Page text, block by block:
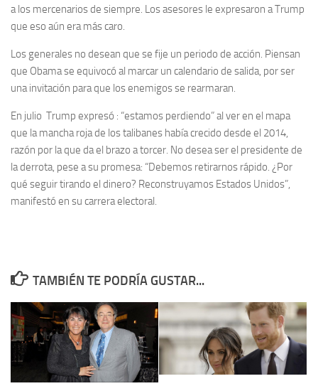
a los mercenarios de siempre. Los asesores le expresaron a Trump
que eso aún era más caro.
Los generales no desean que se fije un periodo de acción. Piensan
que Obama se equivocó al marcar un calendario de salida, por ser
una invitación para que los enemigos se rearmaran.
En julio Trump expresó : “estamos perdiendo” al ver en el mapa
que la mancha roja de los talibanes había crecido desde el 2014,
razón por la que da el brazo a torcer. No desea ser el presidente de
la derrota, pese a su promesa: “Debemos retirarnos rápido. ¿Por
qué seguir tirando el dinero? Reconstruyamos Estados Unidos”,
manifestó en su carrera electoral.
TAMBIÉN TE PODRÍA GUSTAR...